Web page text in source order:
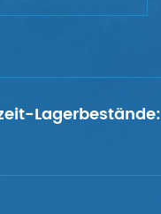
Lagerbestände: